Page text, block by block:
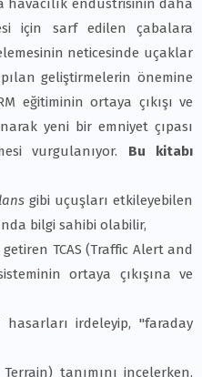
havacılık endüstrisinin daha
için sarf edilen çabalara
neticesinde uçaklar
geliştirmelerin önemine
eğitiminin ortaya çıkışı ve
yeni bir emniyet çıpası
vurgulanıyor. Bu kitabı
gibi uçuşları etkileyebilen
bilgi sahibi olabilir,
TCAS (Traffic Alert and
ortaya çıkışına ve
hasarları irdeleyip, "faraday
tanımını incelerken,